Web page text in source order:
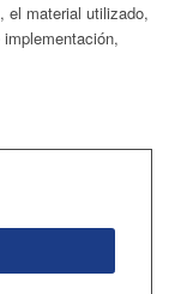
el material utilizado,